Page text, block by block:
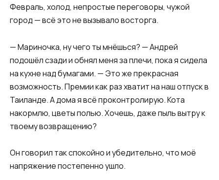
Февраль, холод, непростые переговоры, чужой
город — всё это не вызывало восторга.
— Мариночка, ну чего ты мнёшься? — Андрей
подошёл сзади и обнял меня за плечи, пока я сидела
на кухне над бумагами. — Это же прекрасная
возможность. Премии как раз хватит на наш отпуск в
Таиланде. А дома я всё проконтролирую. Кота
накормлю, цветы полью. Хочешь, даже пыль вытру к
твоему возвращению?
Он говорил так спокойно и убедительно, что моё
напряжение постепенно ушло.